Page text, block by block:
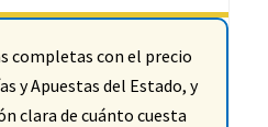
completas con el precio
y Apuestas del Estado, y
clara de cuánto cuesta